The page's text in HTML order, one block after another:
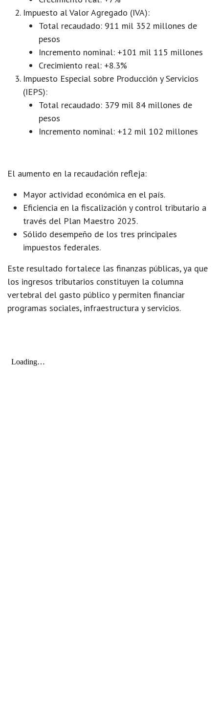
Impuesto al Valor Agregado (IVA):
Total recaudado: 911 mil 352 millones de
pesos
Incremento nominal: +101 mil 115 millones
Crecimiento real: +8.3%
Impuesto Especial sobre Producción y Servicios
(IEPS):
Total recaudado: 379 mil 84 millones de
pesos
Incremento nominal: +12 mil 102 millones
El aumento en la recaudación refleja:
Mayor actividad económica en el país.
Eficiencia en la fiscalización y control tributario a
través del Plan Maestro 2025.
Sólido desempeño de los tres principales
impuestos federales.
Este resultado fortalece las finanzas públicas, ya que
los ingresos tributarios constituyen la columna
vertebral del gasto público y permiten financiar
programas sociales, infraestructura y servicios.